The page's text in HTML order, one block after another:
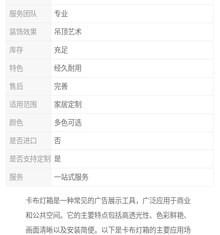
服务团队 专业
装饰效果 吊顶艺术
库存 充足
特色 经久耐用
售后 完善
适用范围 家居定制
颜色 多色可选
是否进口 否
是否支持定制 是
服务 一站式服务
卡布灯箱是一种常见的广告展示工具，广泛应用于商业
和公共空间。它的主要特点包括高透光性、色彩鲜艳、
画面清晰以及安装简便。以下是卡布灯箱的主要应用场